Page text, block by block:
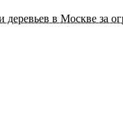
в Москве за